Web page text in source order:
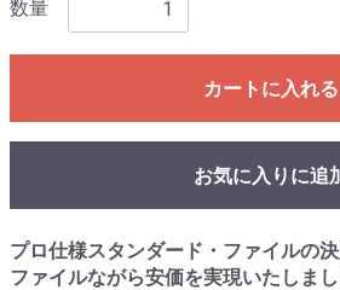
数量
カートに入れる
お気に入りに追
プロ仕様スタンダード・ファイルの
ファイルながら安価を実現いたしまし